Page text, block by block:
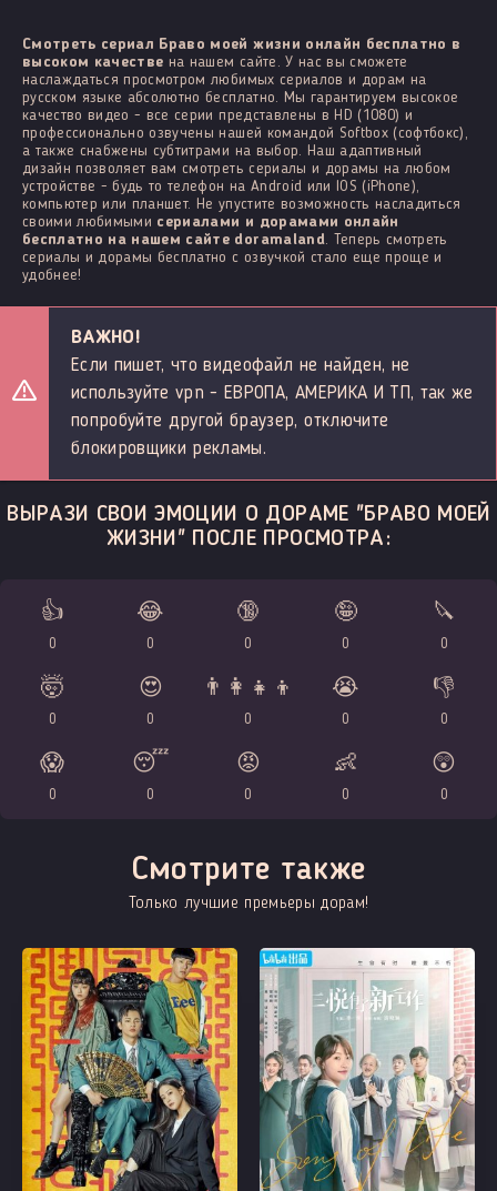
Смотреть сериал Браво моей жизни онлайн бесплатно в
высоком качестве на нашем сайте. У нас вы сможете
наслаждаться просмотром любимых сериалов и дорам на
русском языке абсолютно бесплатно. Мы гарантируем высокое
качество видео - все серии представлены в HD (1080) и
профессионально озвучены нашей командой Softbox (софтбокс),
а также снабжены субтитрами на выбор. Наш адаптивный
дизайн позволяет вам смотреть сериалы и дорамы на любом
устройстве - будь то телефон на Android или IOS (iPhone),
компьютер или планшет. Не упустите возможность насладиться
своими любимыми сериалами и дорамами онлайн
бесплатно на нашем сайте doramaland . Теперь смотреть
сериалы и дорамы бесплатно с озвучкой стало еще проще и
удобнее!
ВАЖНО!
Если пишет, что видеофайл не найден, не
используйте vpn - ЕВРОПА, АМЕРИКА И ТП, так же
попробуйте другой браузер, отключите
блокировщики рекламы.
ВЫРАЗИ СВОИ ЭМОЦИИ О ДОРАМЕ "БРАВО МОЕЙ
ЖИЗНИ" ПОСЛЕ ПРОСМОТРА:
👍
0
😂
0
🔞
0
🤪
0
🔪
0
🤯
0
😍
0
👨‍👩‍👧‍👦
0
😭
0
👎
0
😱
0
😴
0
😡
0
👶
0
😲
0
Смотрите также
Только лучшие премьеры дорам!